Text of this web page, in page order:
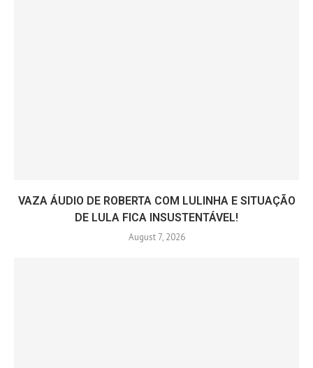
VAZA ÁUDIO DE ROBERTA COM LULINHA E SITUAÇÃO
DE LULA FICA INSUSTENTÁVEL!
August 7, 2026